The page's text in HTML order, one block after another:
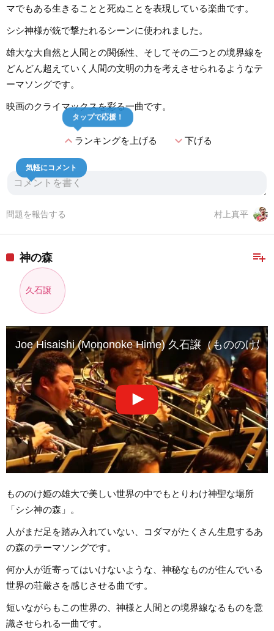
マでもある生きることと死ぬことを表現している楽曲です。
シシ神様が銃で撃たれるシーンに使われました。
雄大な大自然と人間との関係性、そしてその二つとの境界線を
どんどん超えていく人間の文明の力を考えさせられるようなテ
ーマソングです。
映画のクライマックスを彩る一曲です。
expand_lessランキングを上げる
タップで応援！
expand_more下げる
気軽にコメント
村上真平
問題を報告する
playlist_add
神の森
久石譲
Joe Hisaishi (Mononoke Hime) 久石譲（もののけ姫
もののけ姫の雄大で美しい世界の中でもとりわけ神聖な場所
「シシ神の森」。
人がまだ足を踏み入れていない、コダマがたくさん生息するあ
の森のテーマソングです。
何か人が近寄ってはいけないような、神秘なものが住んでいる
世界の荘厳さを感じさせる曲です。
短いながらもこの世界の、神様と人間との境界線なるものを意
識させられる一曲です。